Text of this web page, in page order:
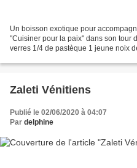
Un boisson exotique pour
"Cuisiner pour la paix" dans son tour
verres 1/4 de pastèque 1 jeune noix
Zaleti Vénitiens
Publié le 02/06/2020 à 04:07
Par delphine